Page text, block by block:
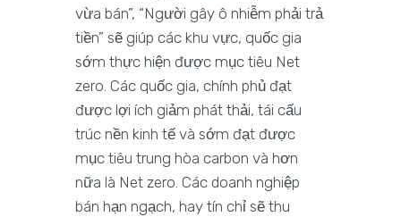
vừa bán”, “Người gây ô nhiễm phải trả
tiền” sẽ giúp các khu vực, quốc gia
sớm thực hiện được mục tiêu Net
zero. Các quốc gia, chính phủ đạt
được lợi ích giảm phát thải, tái cấu
trúc nền kinh tế và sớm đạt được
mục tiêu trung hòa carbon và hơn
nữa là Net zero. Các doanh nghiệp
bán hạn ngạch, hay tín chỉ sẽ thu